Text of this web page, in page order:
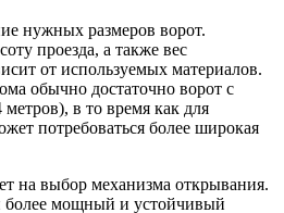
нужных размеров ворот.
проезда, а также вес
от используемых материалов.
обычно достаточно ворот с
в то время как для
потребоваться более широкая
на выбор механизма открывания.
более мощный и устойчивый